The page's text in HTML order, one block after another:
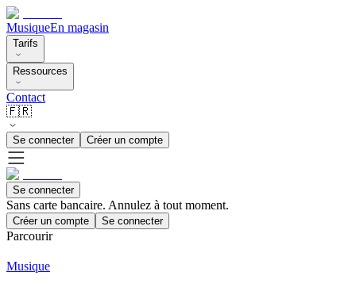
MusiqueEn magasin
Tarifs
Ressources
Contact
🇫🇷
Se connecter Créer un compte
Se connecter
Sans carte bancaire. Annulez à tout moment.
Créer un compte Se connecter
Parcourir
Musique